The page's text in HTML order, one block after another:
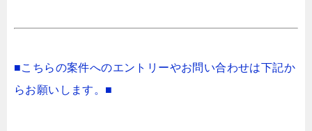
■こちらの案件へのエントリーやお問い合わせは下記か
らお願いします。■